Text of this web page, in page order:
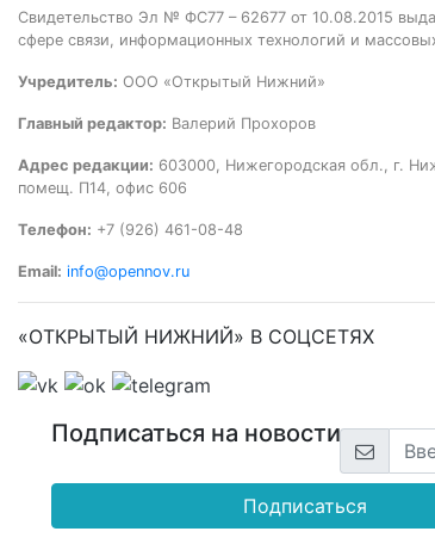
Свидетельство Эл № ФС77 – 62677 от 10.08.2015
сфере связи, информационных технологий и
Учредитель: ООО «Открытый Нижний»
Главный редактор: Валерий Прохоров
Адрес редакции: 603000, Нижегородская обл., г.
помещ. П14, офис 606
Телефон: +7 (926) 461-08-48
Email: info@opennov.ru
«ОТКРЫТЫЙ НИЖНИЙ» В СОЦСЕТЯХ
Подписаться на новости
Подписаться